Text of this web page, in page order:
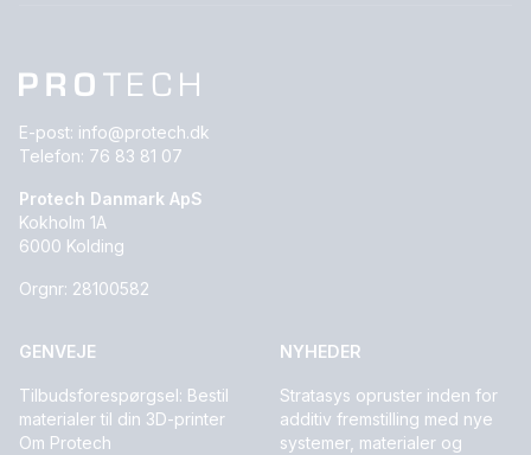
E-post: info@protech.dk
Telefon: 76 83 81 07
Protech Danmark ApS
Kokholm 1A
6000 Kolding
Orgnr: 28100582
GENVEJE
Tilbudsforespørgsel: Bestil
materialer til din 3D-printer
Om Protech
NYHEDER
Stratasys opruster inden for
additiv fremstilling med nye
systemer, materialer og